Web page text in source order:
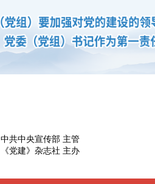
中共中央宣传部 主管
《党建》杂志社 主办